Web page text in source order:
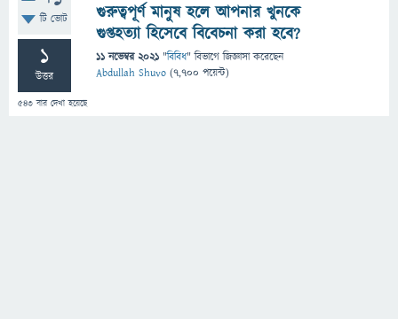
টি ভোট
1
উত্তর
543 বার দেখা হয়েছে
গুরুত্বপূর্ণ মানুষ হলে আপনার খুনকে
গুপ্তহত্যা হিসেবে বিবেচনা করা হবে?
11 নভেম্বর 2021 "বিবিধ" বিভাগে জিজ্ঞাসাকরেছেন
Abdullah Shuvo (7,700 পয়েন্ট)